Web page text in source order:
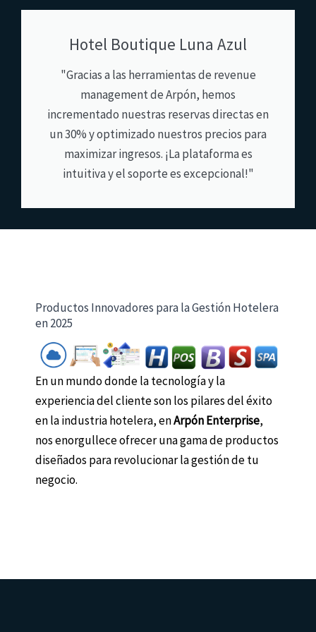
Hotel Boutique Luna Azul
"Gracias a las herramientas de revenue
management de Arpón, hemos
incrementado nuestras reservas directas en
un 30% y optimizado nuestros precios para
maximizar ingresos. ¡La plataforma es
intuitiva y el soporte es excepcional!"
Productos Innovadores para la Gestión Hotelera
en 2025
En un mundo donde la tecnología y la
experiencia del cliente son los pilares del éxito
en la industria hotelera, enArpón Enterprise,
nos enorgullece ofrecer una gama de productos
diseñados para revolucionar la gestión de tu
negocio.